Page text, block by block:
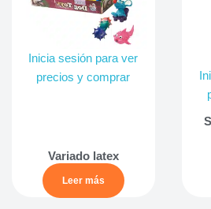
Inicia sesión para ver
precios y comprar
Variado latex
Leer más